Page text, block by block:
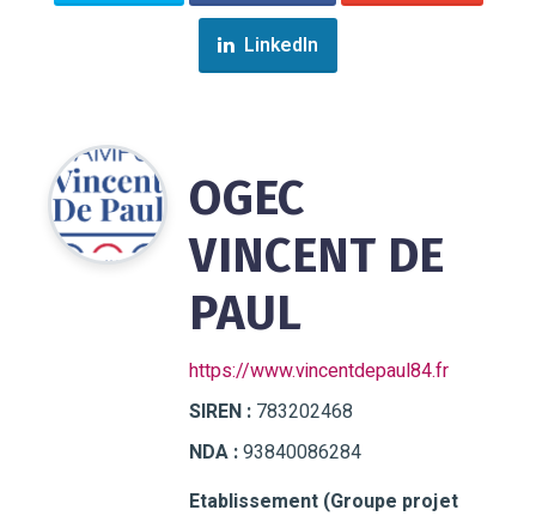
LinkedIn
OGEC
VINCENT DE
PAUL
https://www.vincentdepaul84.fr
SIREN : 783202468
NDA :93840086284
Etablissement (Groupe projet